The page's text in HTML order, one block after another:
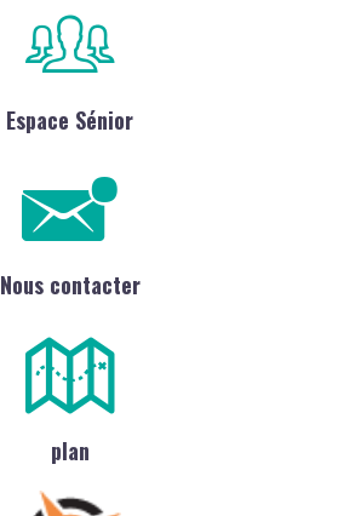
Espace Sénior
Nous contacter
plan